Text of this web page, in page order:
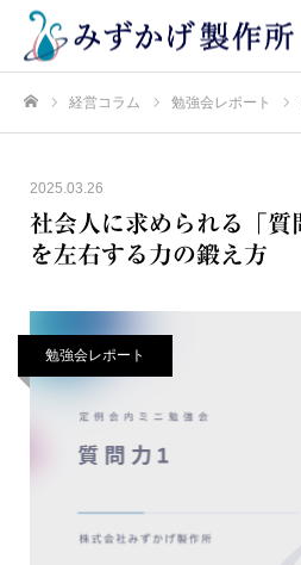
経営コラム 勉強会レポート
2025.03.26
社会人に求められる「質
を左右する力の鍛え方
勉強会レポート